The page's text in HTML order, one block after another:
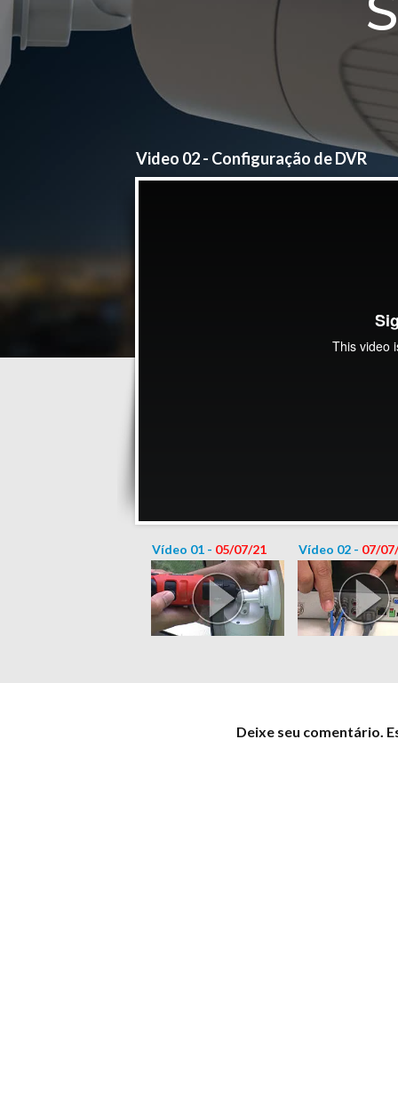
Video 02 - Configuração de DVR
Vídeo 01 - 05/07/21 Vídeo 02 - 07/
Deixe seu comentário.